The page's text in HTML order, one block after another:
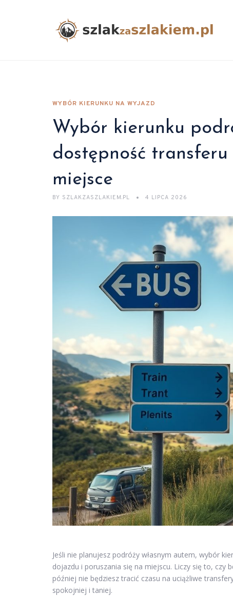
WYBÓR KIERUNKU NA WYJAZD
Wybór kierunku
dostępność
miejsce
BY SZLAKZASZLAKIEM.PL 4 LIPCA 2026
Jeśli nie planujesz podróży własnym autem, wybór
dojazdu i poruszania się na miejscu. Liczy się to,
później nie będziesz tracić czasu na uciążliwe
spokojniej i taniej.